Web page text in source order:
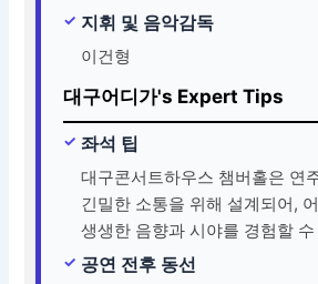
지휘 및 음악감독
이건형
대구어디가's Expert Tips
좌석 팁
대구콘서트하우스 챔버홀은 연
긴밀한 소통을 위해 설계되어,
생생한 음향과 시야를 경험할
공연 전후 동선